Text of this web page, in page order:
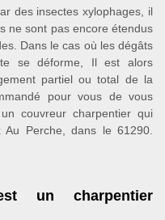
des insectes xylophages, il
ne sont pas encore étendus
Dans le cas où les dégâts
se déforme, Il est alors
partiel ou total de la
pour vous de vous
couvreur charpentier qui
Perche, dans le 61290.
un charpentier